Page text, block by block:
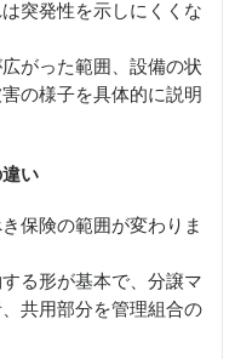
突発性を示しにくくな
がった範囲、設備の状
の様子を具体的に説明
い
保険の範囲が変わりま
る形が基本で、分譲マ
共用部分を管理組合の